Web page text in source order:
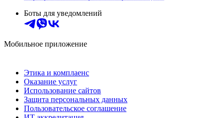
Боты для уведомлений
Мобильное приложение
Этика и комплаенс
Оказание услуг
Использование сайтов
Защита персональных данных
Пользовательское соглашение